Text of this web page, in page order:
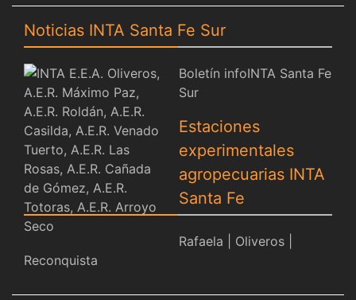
Noticias INTA Santa Fe Sur
Boletín infoINTA Santa Fe
Sur
Estaciones
experimentales
agropecuarias INTA
Santa Fe
Rafaela Oliveros
Reconquista